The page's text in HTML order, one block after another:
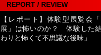
REPORT / REVIEW
【レポート】体験型展覧会
展」は怖いのか？ 体験した
わりと怖くて不思議な後味」